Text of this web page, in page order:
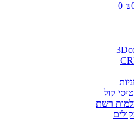
0
קול
רשת